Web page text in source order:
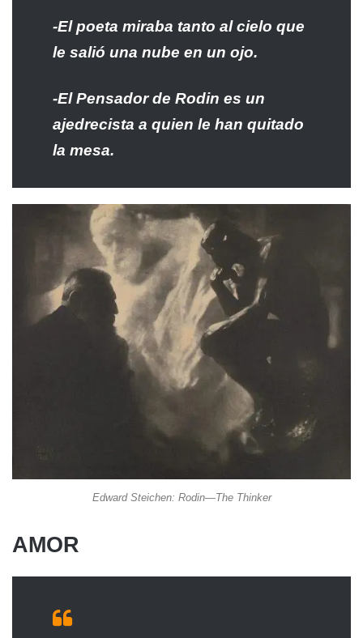
-El poeta miraba tanto al cielo que
le salió una nube en un ojo.
-El Pensador de Rodin es un
ajedrecista a quien le han quitado
la mesa.
Edward Steichen: Rodin—The Thinker
AMOR